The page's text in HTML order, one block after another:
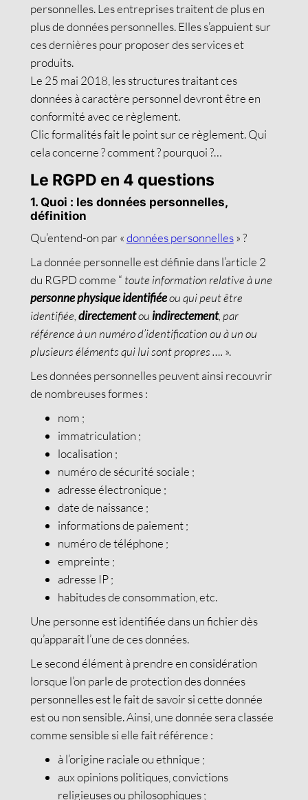
personnelles. Les entreprises traitent de plus en
plus de données personnelles. Elles s’appuient sur
ces dernières pour proposer des services et
produits.
Le 25 mai 2018, les structures traitant ces
données à caractère personnel devront être en
conformité avec ce règlement.
Clic formalités fait le point sur ce règlement. Qui
cela concerne ? comment ? pourquoi ?…
Le RGPD en 4 questions
1. Quoi : les données personnelles,
définition
Qu’entend-on par «données personnelles» ?
La donnée personnelle est définie dans l’article 2
du RGPD comme “ toute information relative à une
personne physique identifiéeou qui peut être
identifiée, directementou indirectement, par
référence à un numéro d’identification ou à un ou
plusieurs éléments qui lui sont propres …. ».
Les données personnelles peuvent ainsi recouvrir
de nombreuses formes :
nom ;
immatriculation ;
localisation ;
numéro de sécurité sociale ;
adresse électronique ;
date de naissance ;
informations de paiement ;
numéro de téléphone ;
empreinte ;
adresse IP ;
habitudes de consommation, etc.
Une personne est identifiée dans un fichier dès
qu’apparaît l’une de ces données.
Le second élément à prendre en considération
lorsque l’on parle de protection des données
personnelles est le fait de savoir si cette donnée
est ou non sensible. Ainsi, une donnée sera classée
comme sensible si elle fait référence :
à l’origine raciale ou ethnique ;
aux opinions politiques, convictions
religieuses ou philosophiques ;